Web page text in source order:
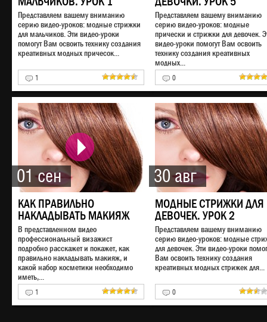
Представляем вашему вниманию
серию видео-уроков: модные стрижки
для мальчиков. Эти видео-уроки
помогут Вам освоить технику создания
креативных модных причесок...
1
Представляем вашему вниманию
серию видео-уроков: модные
прически и стрижки для девочек.
видео-уроки помогут Вам освоить
технику создания креативных
модных...
0
01 сен
КАК ПРАВИЛЬНО
НАКЛАДЫВАТЬ МАКИЯЖ
В представленном видео
профессиональный визажист
подробно расскажет и покажет, как
правильно накладывать макияж, и
какой набор косметики необходимо
иметь,...
1
30 авг
МОДНЫЕ СТРИЖКИ ДЛЯ
ДЕВОЧЕК. УРОК 2
Представляем вашему вниманию
серию видео-уроков: модные
для девочек. Эти видео-уроки
Вам освоить технику создания
креативных модных стрижек для...
0